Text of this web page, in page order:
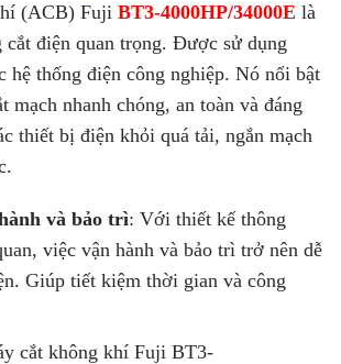
(ACB) Fuji BT3-4000HP/34000E là
điện quan trọng. Được sử dụng
hệ thống điện công nghiệp. Nó nổi bật
mạch nhanh chóng, an toàn và đáng
thiết bị điện khỏi quá tải, ngắn mạch
và bảo trì: Với thiết kế thông
việc vận hành và bảo trì trở nên dễ
Giúp tiết kiệm thời gian và công
cắt không khí Fuji BT3-